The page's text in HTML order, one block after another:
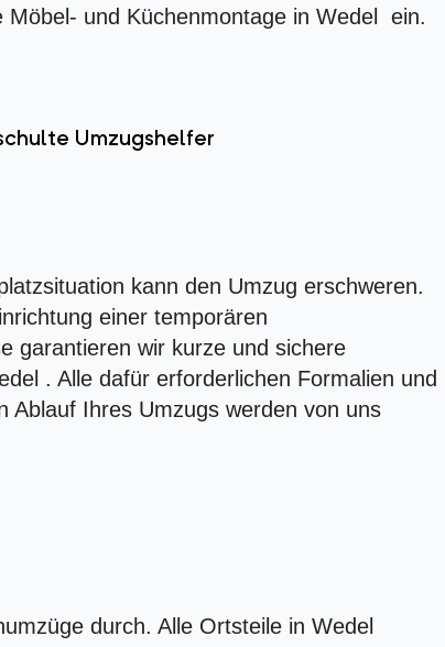
und Küchenmontage in Wedel ein.
Umzugshelfer
kann den Umzug erschweren.
einer temporären
garantieren wir kurze und sichere
. Alle dafür erforderlichen Formalien und
Ablauf Ihres Umzugs werden von uns
durch. Alle Ortsteile in Wedel